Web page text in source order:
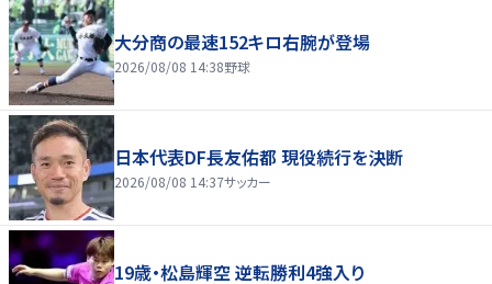
大分商の最速152キロ右腕が登場
2026/08/08 14:38野球
日本代表DF長友佑都 現役続行を決断
2026/08/08 14:37サッカー
19歳・松島輝空 逆転勝利4強入り